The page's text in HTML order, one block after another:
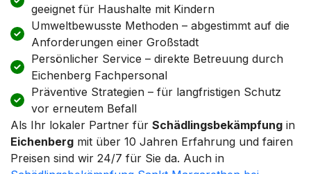
geeignet für Haushalte mit Kindern
Umweltbewusste Methoden – abgestimmt auf die
Anforderungen einer Großstadt
Persönlicher Service – direkte Betreuung durch
Eichenberg Fachpersonal
Präventive Strategien – für langfristigen Schutz
vor erneutem Befall
Als Ihr lokaler Partner für Schädlingsbekämpfung in
Eichenberg mit über 10 Jahren Erfahrung und fairen
Preisen sind wir 24/7 für Sie da. Auch in